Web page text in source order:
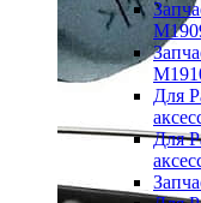
Для
Для